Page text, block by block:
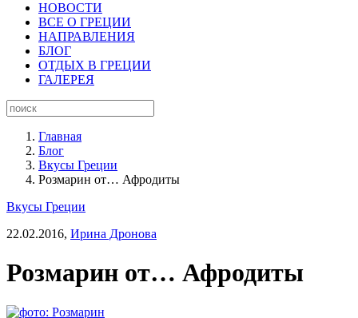
НОВОСТИ
ВСЕ О ГРЕЦИИ
НАПРАВЛЕНИЯ
БЛОГ
ОТДЫХ В ГРЕЦИИ
ГАЛЕРЕЯ
Главная
Блог
Вкусы Греции
Розмарин от… Афродиты
Вкусы Греции
22.02.2016, Ирина Дронова
Розмарин от… Афродиты